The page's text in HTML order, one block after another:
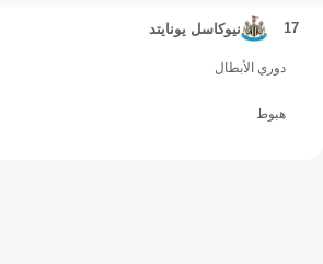
17 نيوكاسل يونايتد
دوري الأبطال
هبوط